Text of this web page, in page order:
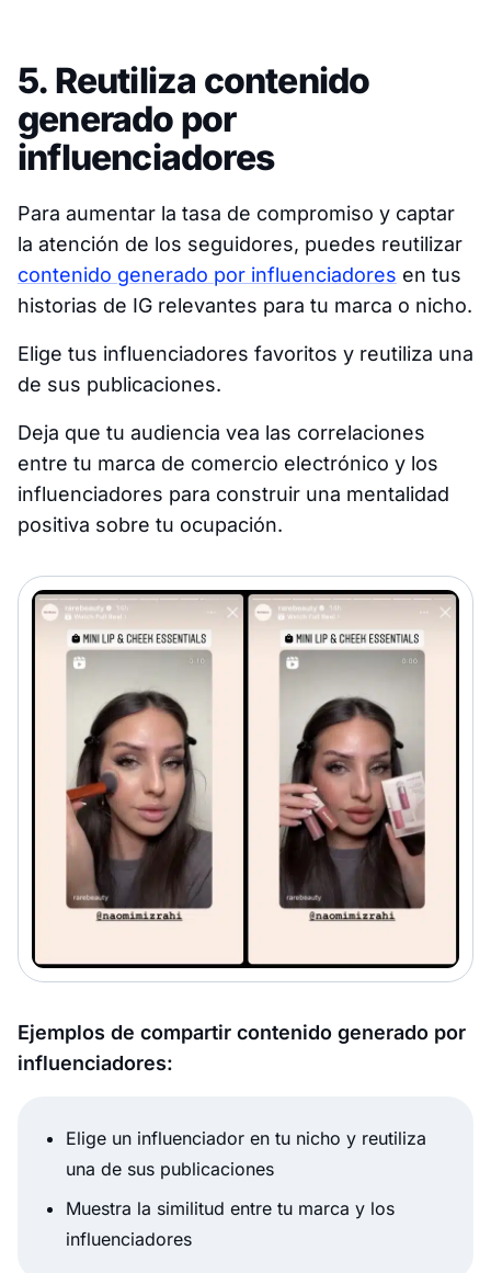
5. Reutiliza contenido
generado por
influenciadores
Para aumentar la tasa de compromiso y captar
la atención de los seguidores, puedes reutilizar
contenido generado por influenciadores en tus
historias de IG relevantes para tu marca o nicho.
Elige tus influenciadores favoritos y reutiliza una
de sus publicaciones.
Deja que tu audiencia vea las correlaciones
entre tu marca de comercio electrónico y los
influenciadores para construir una mentalidad
positiva sobre tu ocupación.
Ejemplos de compartir contenido generado por
influenciadores:
Elige un influenciador en tu nicho y reutiliza
una de sus publicaciones
Muestra la similitud entre tu marca y los
influenciadores